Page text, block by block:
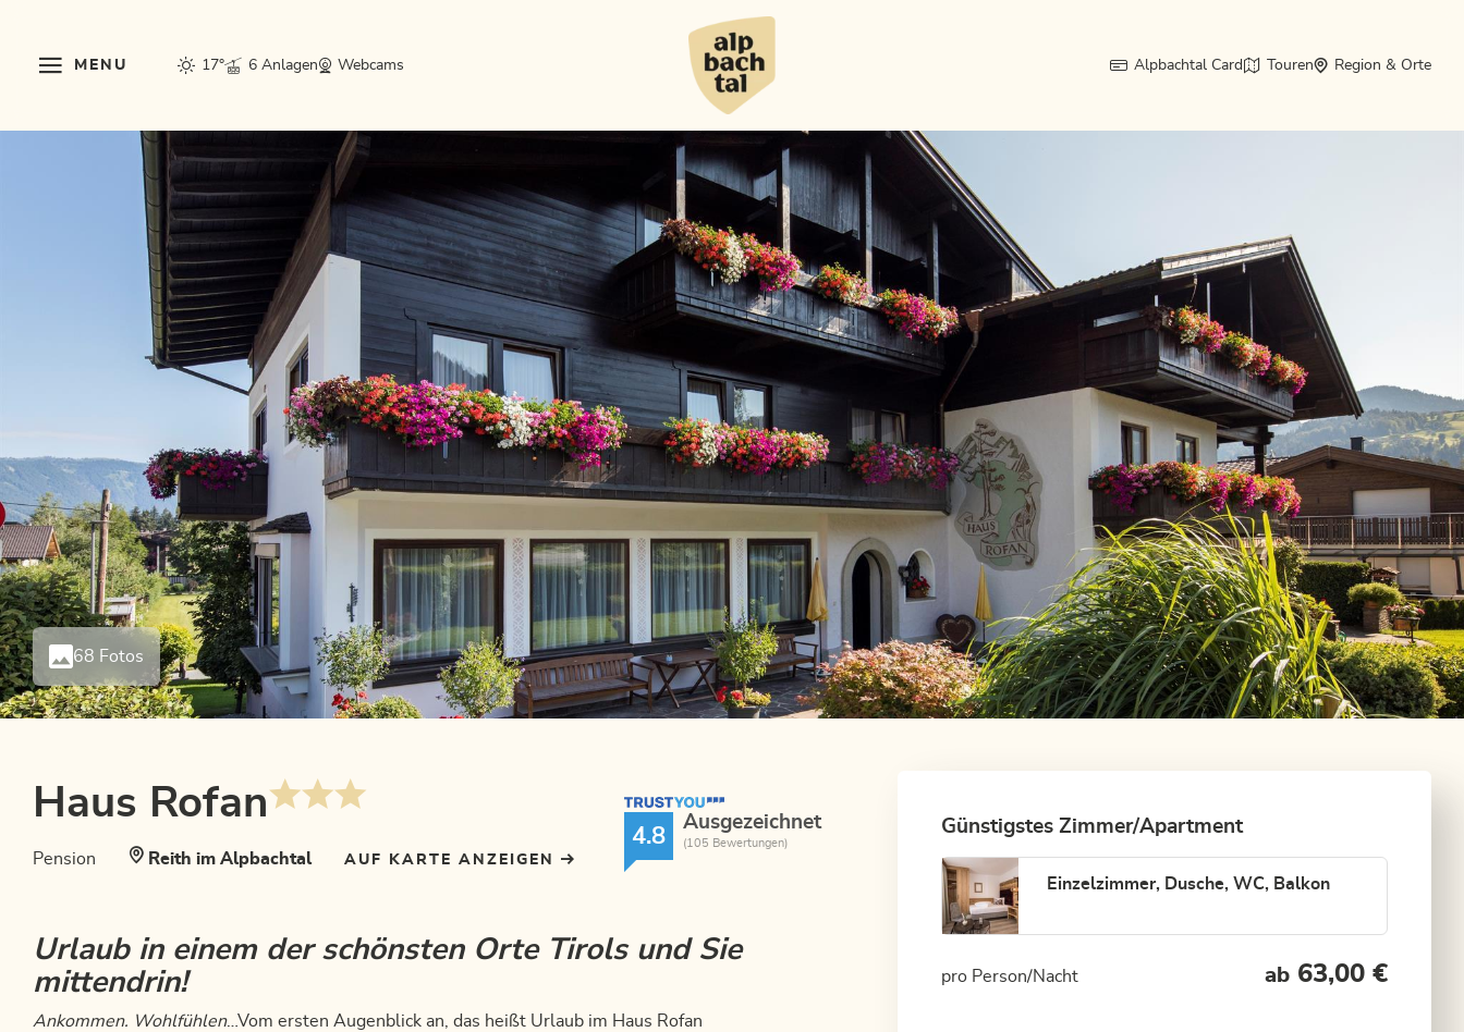
MENU 17° 6 Anlagen Webcams Alpbachtal Card Touren Region & Orte
68 Fotos
Haus Rofan
Pension Reith im Alpbachtal AUF KARTE ANZEIGEN
TrustYou Rating
4.8
Ausgezeichnet
(105 Bewertungen)
Urlaub in einem der schönsten Orte Tirols und Sie
mittendrin!
Ankommen. Wohlfühlen…Vom ersten Augenblick an, das heißt Urlaub im Haus Rofan
Günstigstes Zimmer/Apartment
Einzelzimmer, Dusche, WC, Balkon
pro Person/Nacht ab 63,00 €